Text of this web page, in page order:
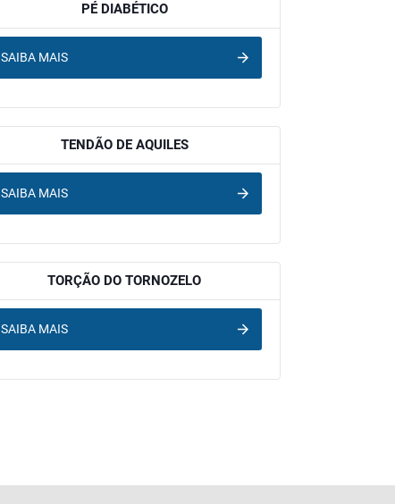
PÉ DIABÉTICO
SAIBA MAIS
TENDÃO DE AQUILES
SAIBA MAIS
TORÇÃO DO TORNOZELO
SAIBA MAIS